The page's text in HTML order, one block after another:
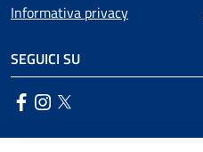
Informativa privacy
SEGUICI SU
FacebookInstagram